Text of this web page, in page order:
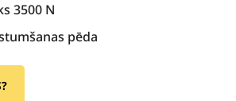
3500 N
pēda